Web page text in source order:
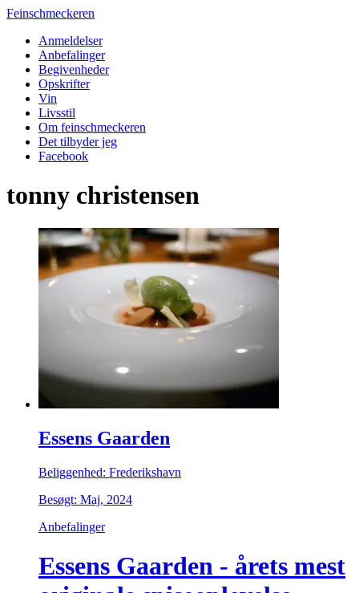
Feinschmeckeren
Anmeldelser
Anbefalinger
Begivenheder
Opskrifter
Vin
Livsstil
Om feinschmeckeren
Det tilbyder jeg
Facebook
tonny christensen
Essens Gaarden
Beliggenhed: Frederikshavn
Besøgt: Maj, 2024
Anbefalinger
Essens Gaarden - årets mest